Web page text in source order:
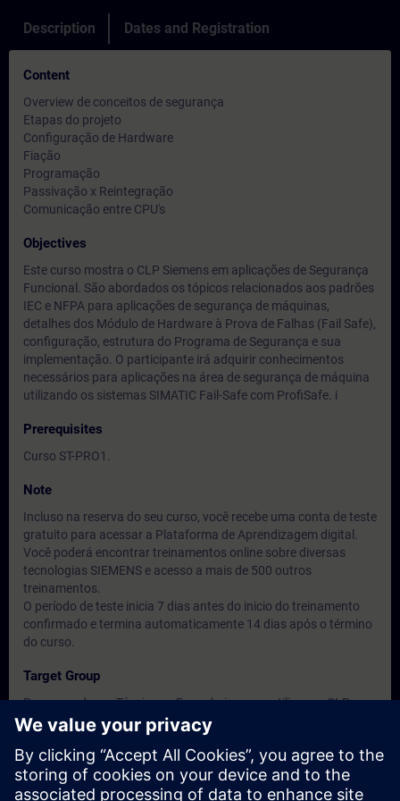
Description Dates and Registration
Content
Overview de conceitos de segurança
Etapas do projeto
Configuração de Hardware
Fiação
Programação
Passivação x Reintegração
Comunicação entre CPU's
Objectives
Este curso mostra o CLP Siemens em aplicações de Segurança
Funcional. São abordados os tópicos relacionados aos padrões
IEC e NFPA para aplicações de segurança de máquinas,
detalhes dos Módulo de Hardware à Prova de Falhas (Fail Safe),
configuração, estrutura do Programa de Segurança e sua
implementação. O participante irá adquirir conhecimentos
necessários para aplicações na área de segurança de máquina
utilizando os sistemas SIMATIC Fail-Safe com ProfiSafe. i
Prerequisites
Curso ST-PRO1.
Note
Incluso na reserva do seu curso, você recebe uma conta de teste
gratuito para acessar a Plataforma de Aprendizagem digital.
Você poderá encontrar treinamentos online sobre diversas
tecnologias SIEMENS e acesso a mais de 500 outros
treinamentos.
O período de teste inicia 7 dias antes do inicio do treinamento
confirmado e termina automaticamente 14 dias após o término
do curso.
Target Group
Programadores, Técnicos e Engenheiros que utilizam o CLP
SIMATIC S7300F em uma aplicação de segurança.